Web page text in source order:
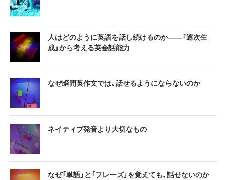
人はどのように英語を話し続けるのか――「逐次生
成」から考える英会話能力
なぜ瞬間英作文では、話せるようにならないのか
ネイティブ発音より大切なもの
なぜ「単語」と「フレーズ」を覚えても、話せないのか